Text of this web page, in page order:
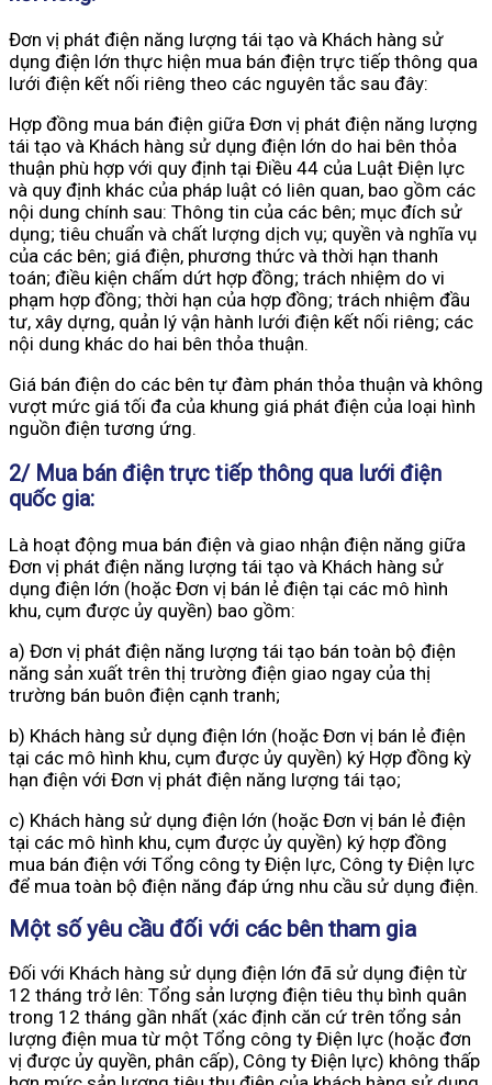
Đơn vị phát điện năng lượng tái tạo và Khách hàng sử
dụng điện lớn thực hiện mua bán điện trực tiếp thông qua
lưới điện kết nối riêng theo các nguyên tắc sau đây:
Hợp đồng mua bán điện giữa Đơn vị phát điện năng lượng
tái tạo và Khách hàng sử dụng điện lớn do hai bên thỏa
thuận phù hợp với quy định tại Điều 44 của Luật Điện lực
và quy định khác của pháp luật có liên quan, bao gồm các
nội dung chính sau: Thông tin của các bên; mục đích sử
dụng; tiêu chuẩn và chất lượng dịch vụ; quyền và nghĩa vụ
của các bên; giá điện, phương thức và thời hạn thanh
toán; điều kiện chấm dứt hợp đồng; trách nhiệm do vi
phạm hợp đồng; thời hạn của hợp đồng; trách nhiệm đầu
tư, xây dựng, quản lý vận hành lưới điện kết nối riêng; các
nội dung khác do hai bên thỏa thuận.
Giá bán điện do các bên tự đàm phán thỏa thuận và không
vượt mức giá tối đa của khung giá phát điện của loại hình
nguồn điện tương ứng.
2/ Mua bán điện trực tiếp thông qua lưới điện
quốc gia:
Là hoạt động mua bán điện và giao nhận điện năng giữa
Đơn vị phát điện năng lượng tái tạo và Khách hàng sử
dụng điện lớn (hoặc Đơn vị bán lẻ điện tại các mô hình
khu, cụm được ủy quyền) bao gồm:
a) Đơn vị phát điện năng lượng tái tạo bán toàn bộ điện
năng sản xuất trên thị trường điện giao ngay của thị
trường bán buôn điện cạnh tranh;
b) Khách hàng sử dụng điện lớn (hoặc Đơn vị bán lẻ điện
tại các mô hình khu, cụm được ủy quyền) ký Hợp đồng kỳ
hạn điện với Đơn vị phát điện năng lượng tái tạo;
c) Khách hàng sử dụng điện lớn (hoặc Đơn vị bán lẻ điện
tại các mô hình khu, cụm được ủy quyền) ký hợp đồng
mua bán điện với Tổng công ty Điện lực, Công ty Điện lực
để mua toàn bộ điện năng đáp ứng nhu cầu sử dụng điện.
Một số yêu cầu đối với các bên tham gia
Đối với Khách hàng sử dụng điện lớn đã sử dụng điện từ
12 tháng trở lên: Tổng sản lượng điện tiêu thụ bình quân
trong 12 tháng gần nhất (xác định căn cứ trên tổng sản
lượng điện mua từ một Tổng công ty Điện lực (hoặc đơn
vị được ủy quyền, phân cấp), Công ty Điện lực) không thấp